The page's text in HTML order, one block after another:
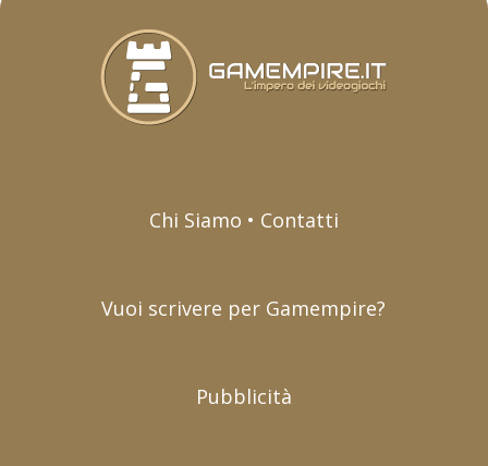
Chi Siamo • Contatti
Vuoi scrivere per Gamempire?
Pubblicità